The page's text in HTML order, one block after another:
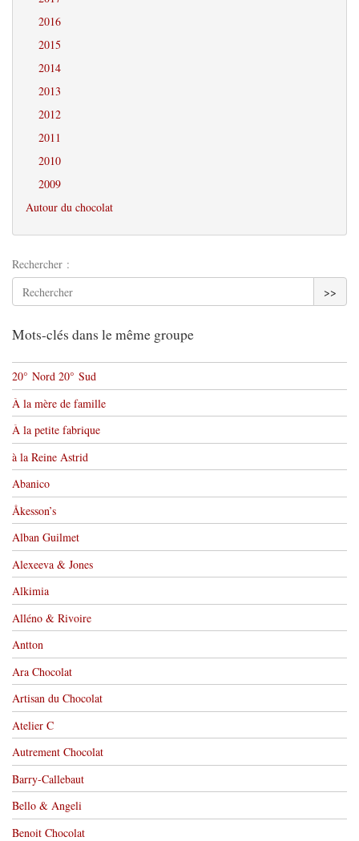
2016
2015
2014
2013
2012
2011
2010
2009
Autour du chocolat
Rechercher :
>>
Mots-clés dans le même groupe
20° Nord 20° Sud
À la mère de famille
À la petite fabrique
à la Reine Astrid
Abanico
Åkesson’s
Alban Guilmet
Alexeeva & Jones
Alkimia
Alléno & Rivoire
Antton
Ara Chocolat
Artisan du Chocolat
Atelier C
Autrement Chocolat
Barry-Callebaut
Bello & Angeli
Benoit Chocolat